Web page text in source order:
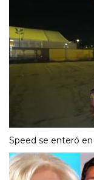
Speed se enteró